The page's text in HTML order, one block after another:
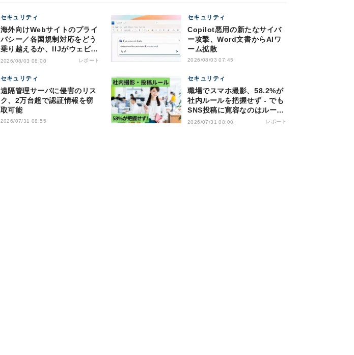
セキュリティ
海外向けWebサイトのプライ
バシー／各国規制対応をどう
乗り越えるか、IIJがウェビナ
ー開催
2026/08/03 08:00 レポート
セキュリティ
Copilot悪用の新たなサイバ
ー攻撃、Word文書からAIワ
ーム拡散
2026/08/03 07:45
セキュリティ
遠隔管理サーバに侵害のリス
ク、2万台超で認証情報を窃
取可能
2026/07/31 08:55
セキュリティ
職場でスマホ撮影、58.2%が
社内ルールを把握せず - でも
SNS投稿に寛容なのはルール
を知る人たち!?
2026/07/31 08:00 レポート